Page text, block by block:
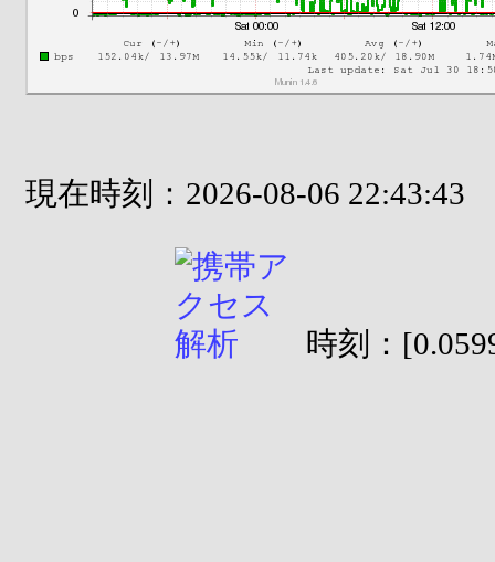
現在時刻：2026-08-06 22:43:43
時刻：